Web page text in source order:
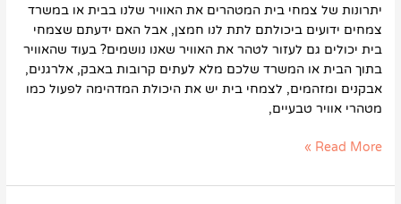
יתרונות של צמחי בית המטהרים את האוויר שלנו בבית או במשרד
צמחים ידועים ביכולתם לתת לנו חמצן, אבל האם ידעתם שצמחי
בית יכולים גם לעזור לטהר את האוויר שאנו נושמים? בעוד שהאוויר
בתוך הבית או המשרד שלכם מלא לעתים קרובות באבק, אלרגנים,
אבקנים ומזהמים, לצמחי בית יש את היכולת המדהימה לפעול כמו
מטהרי אוויר טבעיים,
Read More »